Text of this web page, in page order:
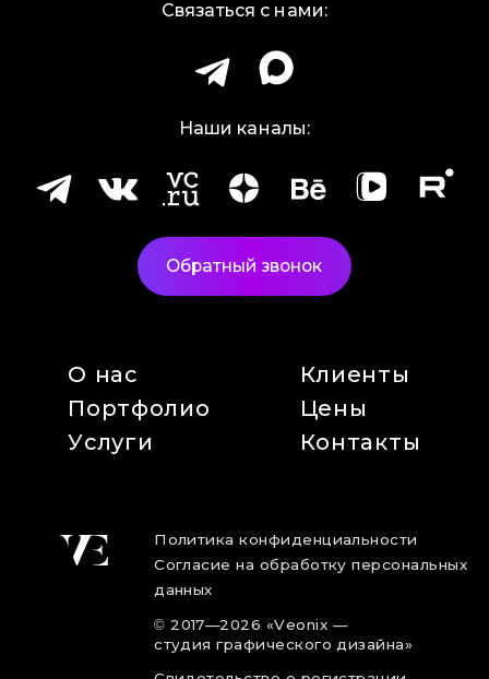
Политика конфиденциальности
Согласие на обработку персональных
данных
© 2017—2026 «Veonix —
студия графического дизайна»
О нас
Портфолио
Услуги
Клиенты
Цены
Контакты
Обратный звонок
Связаться с нами:
Наши каналы: